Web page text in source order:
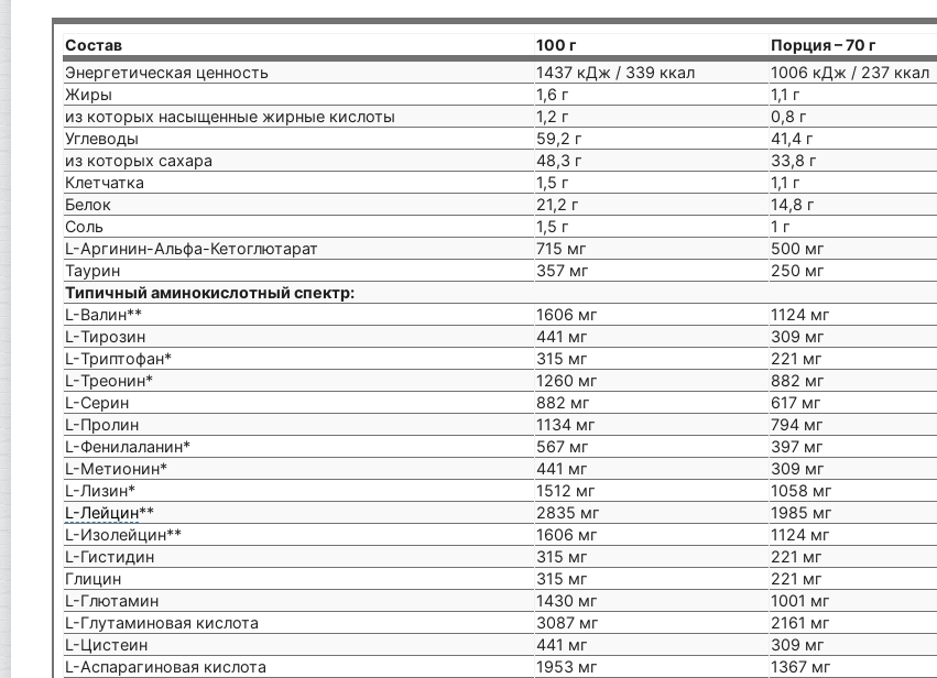
Состав 100 г
Порция – 70 г
Энергетическая ценность
1437 кДж / 339 ккал
1006 кДж / 237 ккал
Жиры
1,6 г
1,1 г
из которых насыщенные жирные кислоты
1,2 г
0,8 г
Углеводы
59,2 г
41,4 г
из которых сахара
48,3 г
33,8 г
Клетчатка
1,5 г
1,1 г
Белок
21,2 г
14,8 г
Соль
1,5 г
1 г
L-Аргинин-Альфа-Кетоглютарат
715 мг
500 мг
Таурин
357 мг
250 мг
Типичный аминокислотный спектр:
L-Валин**
1606 мг
1124 мг
L-Тирозин
441 мг
309 мг
L-Триптофан*
315 мг
221 мг
L-Треонин*
1260 мг
882 мг
L-Серин
882 мг
617 мг
L-Пролин
1134 мг
794 мг
L-Фенилаланин*
567 мг
397 мг
L-Метионин*
441 мг
309 мг
L-Лизин*
1512 мг
1058 мг
L-Лейцин** 2835 мг
1985 мг
L-Изолейцин**
1606 мг
1124 мг
L-Гистидин
315 мг
221 мг
Глицин
315 мг
221 мг
L-Глютамин
1430 мг
1001 мг
L-Глутаминовая кислота
3087 мг
2161 мг
L-Цистеин
441 мг
309 мг
L-Аспарагиновая кислота
1953 мг 1367 мг